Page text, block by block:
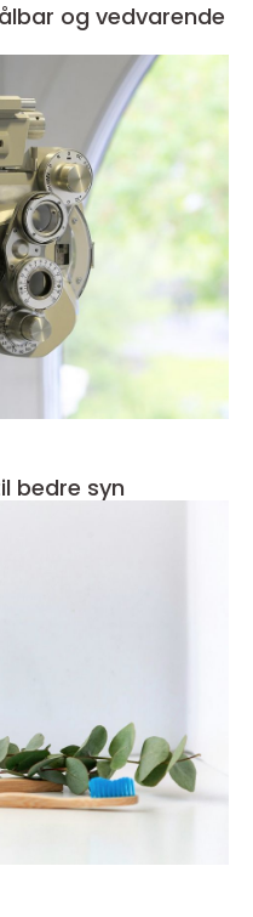
og vedvarende
bedre syn